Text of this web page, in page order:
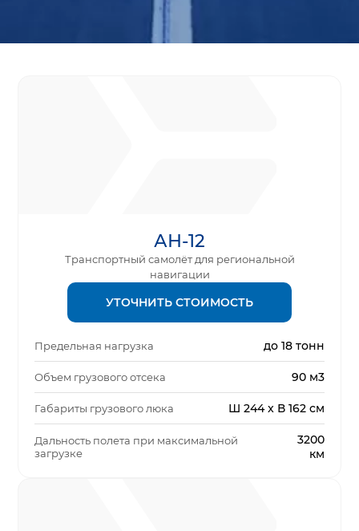
АН-12
Транспортный самолёт для региональной
навигации
УТОЧНИТЬ СТОИМОСТЬ
Предельная нагрузка до 18 тонн
Объем грузового отсека 90 м3
Габариты грузового люка Ш 244 x В 162 см
Дальность полета при максимальной
загрузке
3200
км